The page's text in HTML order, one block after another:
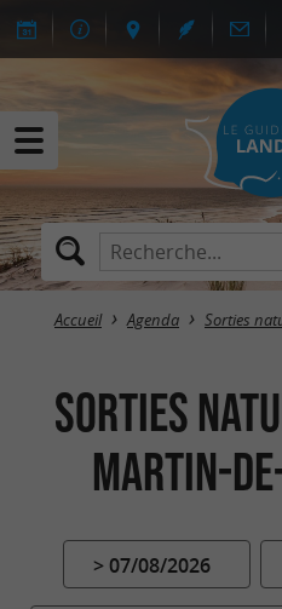
Accueil Agenda Sorties
Sorties
Martin-
> 07/08/2026